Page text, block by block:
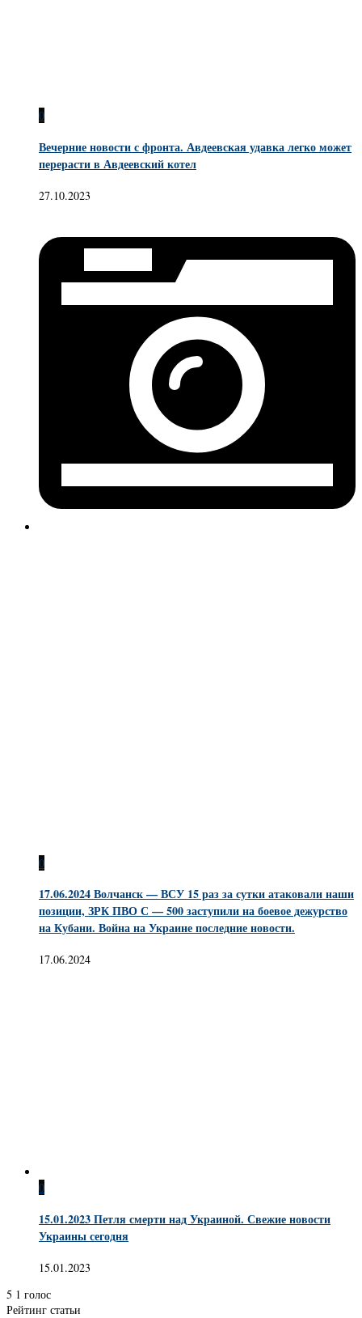
0
Вечерние новости с фронта. Авдеевская удавка легко может
перерасти в Авдеевский котел
27.10.2023
0
17.06.2024 Волчанск — ВСУ 15 раз за сутки атаковали наши
позиции, ЗРК ПВО С — 500 заступили на боевое дежурство
на Кубани. Война на Украине последние новости.
17.06.2024
0
​​15.01.2023 Петля смерти над Украиной. Свежие новости
Украины сегодня
15.01.2023
5 1 голос
Рейтинг статьи